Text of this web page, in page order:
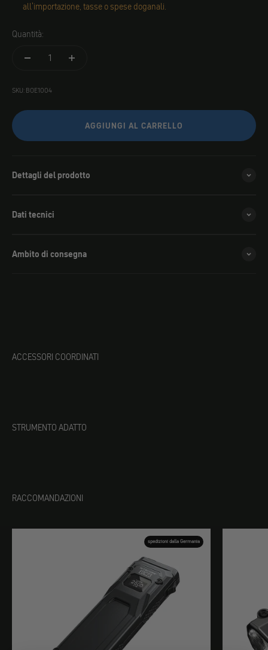
all'importazione, tasse o spese doganali.
Quantità:
SKU: BOE1004
AGGIUNGI AL CARRELLO
Dettagli del prodotto
Dati tecnici
Ambito di consegna
ACCESSORI COORDINATI
STRUMENTO ADATTO
RACCOMANDAZIONI
spedizioni dalla Germania